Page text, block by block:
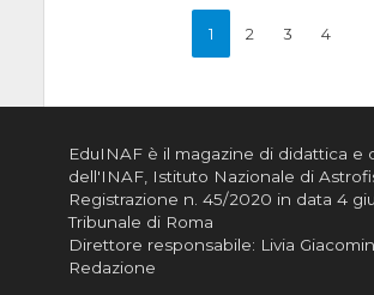
1 2 3 4
EduINAF è il magazine di didattica e
dell'INAF, Istituto Nazionale di
Registrazione n. 45/2020 in data 4
Tribunale di Roma
Direttore responsabile: Livia
Redazione